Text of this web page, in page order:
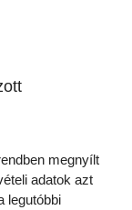
megnyílt
adatok azt
legutóbbi